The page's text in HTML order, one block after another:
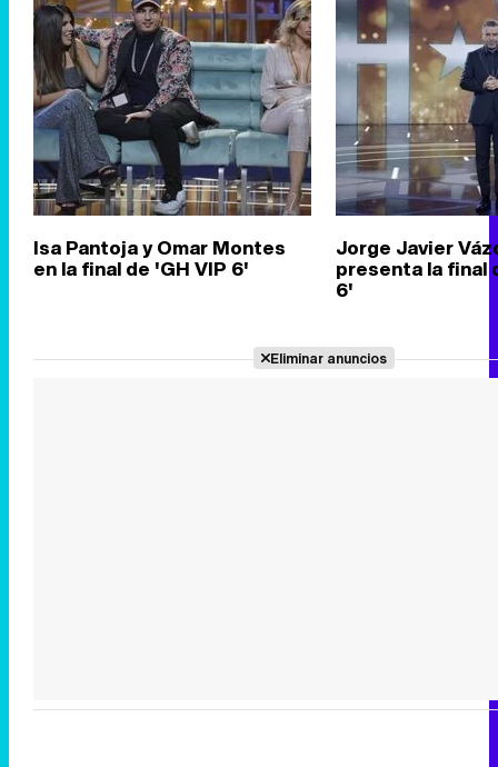
Isa Pantoja y Omar Montes
en la final de 'GH VIP 6'
Jorge Javier
presenta la final
6'
Eliminar anuncios